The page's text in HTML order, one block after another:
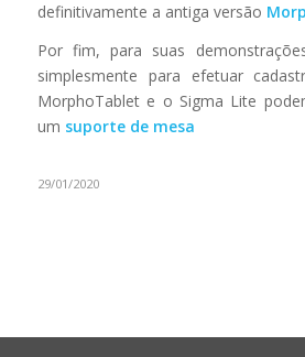
definitivamente a antiga versão
Por fim, para suas
simplesmente para efetuar
MorphoTablet e o Sigma Lite
um suporte de mesa
29/01/2020